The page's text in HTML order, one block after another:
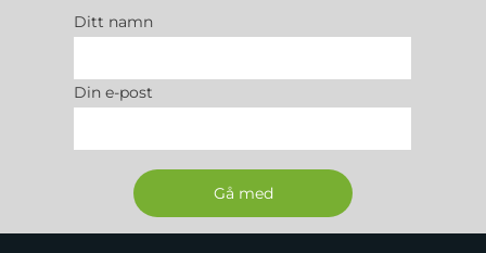
Ditt namn
Din e-post